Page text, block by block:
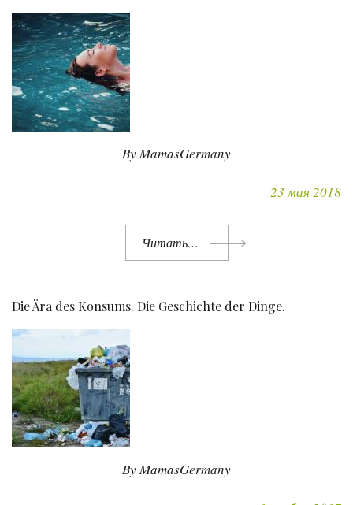
By MamasGermany
23 мая 2018
Читать…
Die Ära des Konsums. Die Geschichte der Dinge.
By MamasGermany